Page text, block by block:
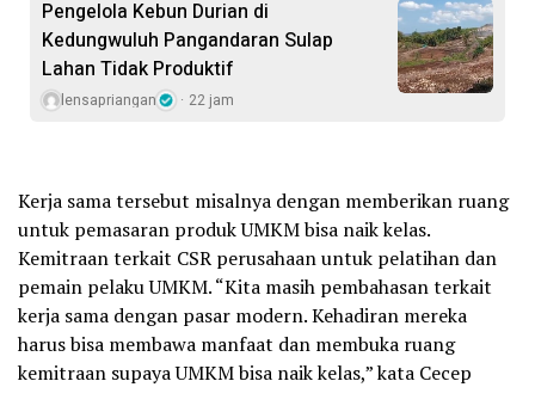
Pengelola Kebun Durian di
Kedungwuluh Pangandaran Sulap
Lahan Tidak Produktif ‎
lensapriangan 22 jam
Kerja sama tersebut misalnya dengan memberikan ruang
untuk pemasaran produk UMKM bisa naik kelas.
Kemitraan terkait CSR perusahaan untuk pelatihan dan
pemain pelaku UMKM. “Kita masih pembahasan terkait
kerja sama dengan pasar modern. Kehadiran mereka
harus bisa membawa manfaat dan membuka ruang
kemitraan supaya UMKM bisa naik kelas,” kata Cecep